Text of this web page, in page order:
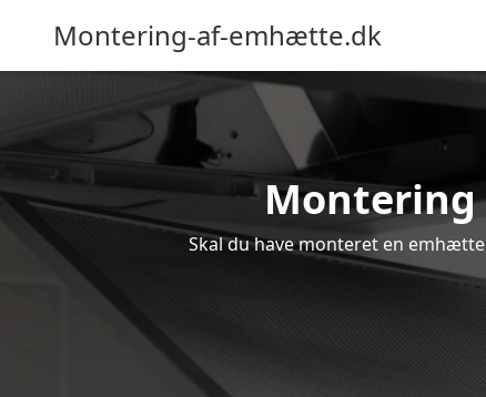
Montering-af-emhætte.dk
Skal du have monteret en